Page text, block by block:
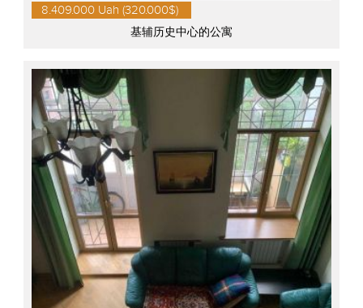
8.409.000 Uah (320.000$)
基辅历史中心的公寓